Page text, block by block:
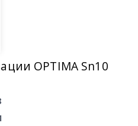
OPTIMA Sn10